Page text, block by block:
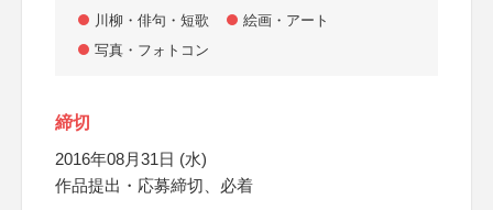
川柳・俳句・短歌
絵画・アート
写真・フォトコン
締切
2016年08月31日 (水)
作品提出・応募締切、必着